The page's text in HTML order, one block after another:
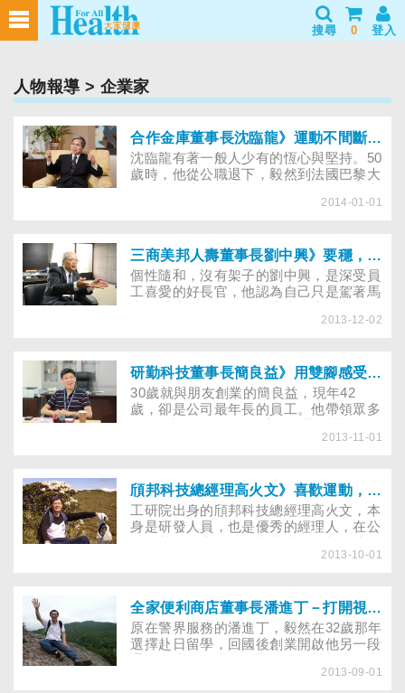
搜尋 0 登入
人物報導 > 企業家
合作金庫董事長沈臨龍》運動不間斷，健康就加分
沈臨龍有著一般人少有的恆心與堅持。50
歲時，他從公職退下，毅然到法國巴黎大
成37歲那年到法國留學的讀書夢。做事有
每天早晨做陸軍操至今。有運動習慣的
他，相信運動細胞不一定與生俱來，但後
天努力培養與持續，就可以找到愛運動的
理由，讓自己更健康……
2014-01-01
三商美邦人壽董事長劉中興》要穩，就要扮演好小螺絲釘
個性隨和，沒有架子的劉中興，是深受員
工喜愛的好長官，他認為自己只是駕著馬
期望大於員工的期望，應是員工的期望大
學，「想運動的人不要一下子做太猛，最
好是循序漸進，從『有動就好』，逐漸體
會運動的快樂和好處，找到自己喜歡的運
動方式，就能持之以恆。」
2013-12-02
研勤科技董事長簡良益》用雙腳感受城市的生命力
30歲就與朋友創業的簡良益，現年42
歲，卻是公司最年長的員工。他帶領眾多
著開車族熟悉的導航軟體PAPAGO，憑
2013-11-01
頎邦科技總經理高火文》喜歡運動，上班會更起勁！
​工研院出身的頎邦科技總經理高火文，本
身是研發人員，也是優秀的經理人，在公
益達到最大；在員工的管理上，他想塑造
這樣每季實施一次「上班時間不工作在運
動」，公司的績效愈來愈好。
2013-10-01
全家便利商店董事長潘進丁－打開視野，走出不一樣的路
原在警界服務的潘進丁，毅然在32歲那年
選擇赴日留學，回國後創業開啟他另一段
保好奇，哪裡有新開的店，他都想去看
2013-09-01